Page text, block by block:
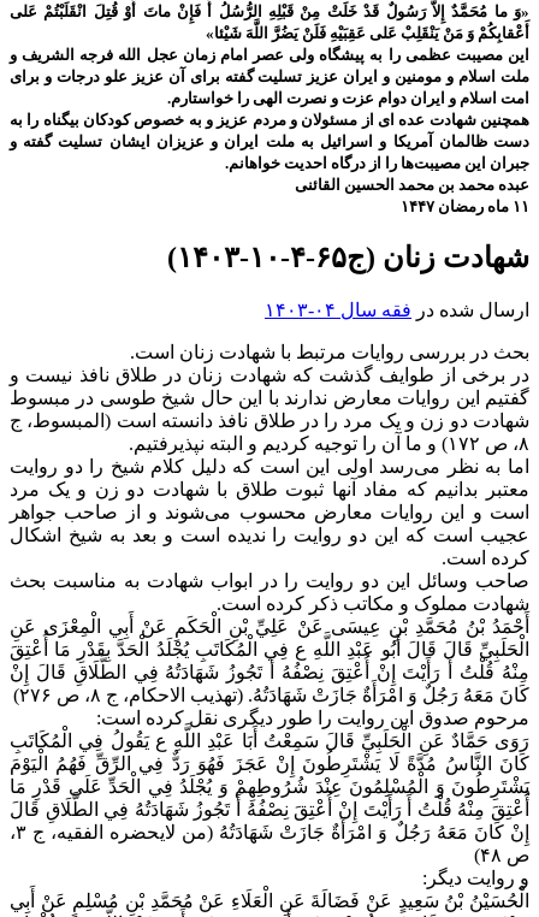
«وَ ما مُحَمَّدٌ إِلاَّ رَسُولٌ قَدْ خَلَتْ مِنْ قَبْلِهِ الرُّسُلُ أَ فَإِنْ ماتَ أَوْ قُتِلَ انْقَلَبْتُمْ عَلى‌
أَعْقابِكُمْ وَ مَنْ يَنْقَلِبْ عَلى‌ عَقِبَيْهِ فَلَنْ يَضُرَّ اللَّهَ شَيْئا»
این مصیبت عظمی را به پیشگاه ولی عصر امام زمان عجل الله فرجه الشریف و
ملت اسلام و مومنین و ایران عزیز تسلیت گفته برای آن عزیز علو درجات و برای
امت اسلام و ایران دوام عزت و نصرت الهی را خواستارم.
همچنین شهادت عده ای از مسئولان و مردم عزیز و به خصوص کودکان بیگناه را به
دست ظالمان آمریکا و اسرائیل به ملت ایران و عزیزان ایشان تسلیت گفته و
جبران این مصیبت‌ها را از درگاه احدیت خواهانم.
عبده محمد بن محمد الحسین القائنی
۱۱ ماه رمضان ۱۴۴۷
شهادت زنان (ج۶۵-۴-۱۰-۱۴۰۳)
ارسال شده در فقه سال ۰۴-۱۴۰۳
بحث در بررسی روایات مرتبط با شهادت زنان است.
در برخی از طوایف گذشت که شهادت زنان در طلاق نافذ نیست و
گفتیم این روایات معارض ندارند با این حال شیخ طوسی در مبسوط
شهادت دو زن و یک مرد را در طلاق نافذ دانسته است (المبسوط، ج
۸، ص ۱۷۲) و ما آن را توجیه کردیم و البته نپذیرفتیم.
اما به نظر می‌رسد اولی این است که دلیل کلام شیخ را دو روایت
معتبر بدانیم که مفاد آنها ثبوت طلاق با شهادت دو زن و یک مرد
است و این روایات معارض محسوب می‌شوند و از صاحب جواهر
عجیب است که این دو روایت را ندیده است و بعد به شیخ اشکال
کرده است.
صاحب وسائل این دو روایت را در ابواب شهادت به مناسبت بحث
شهادت مملوک و مکاتب ذکر کرده است.
أَحْمَدُ بْنُ مُحَمَّدِ بْنِ عِيسَى عَنْ عَلِيِّ بْنِ الْحَكَمِ عَنْ أَبِي الْمِعْزَى عَنِ
الْحَلَبِيِّ قَالَ قَالَ أَبُو عَبْدِ اللَّهِ ع فِي الْمُكَاتَبِ يُجْلَدُ الْحَدَّ بِقَدْرِ مَا أُعْتِقَ
مِنْهُ قُلْتُ أَ رَأَيْتَ إِنْ أُعْتِقَ نِصْفُهُ أَ تَجُوزُ شَهَادَتُهُ فِي الطَّلَاقِ قَالَ إِنْ
كَانَ مَعَهُ رَجُلٌ وَ امْرَأَةٌ جَازَتْ شَهَادَتُهُ. (تهذیب الاحکام، ج ۸، ص ۲۷۶)
مرحوم صدوق این روایت را طور دیگری نقل کرده است:
رَوَى حَمَّادٌ عَنِ الْحَلَبِيِّ قَالَ سَمِعْتُ أَبَا عَبْدِ اللَّهِ ع يَقُولُ فِي الْمُكَاتَبِ
كَانَ النَّاسُ مُدَّةً لَا يَشْتَرِطُونَ إِنْ عَجَزَ فَهُوَ رَدٌّ فِي الرِّقِّ فَهُمُ الْيَوْمَ
يَشْتَرِطُونَ وَ الْمُسْلِمُونَ عِنْدَ شُرُوطِهِمْ وَ يُجْلَدُ فِي الْحَدِّ عَلَى قَدْرِ مَا
أُعْتِقَ مِنْهُ قُلْتُ أَ رَأَيْتَ إِنْ أُعْتِقَ نِصْفُهُ أَ تَجُوزُ شَهَادَتُهُ فِي الطَّلَاقِ قَالَ
إِنْ كَانَ مَعَهُ رَجُلٌ وَ امْرَأَةٌ جَازَتْ شَهَادَتُهُ‌ (من لایحضره الفقیه، ج ۳،
ص ۴۸)
و روایت دیگر:
الْحُسَيْنُ بْنُ سَعِيدٍ عَنْ فَضَالَةَ عَنِ الْعَلَاءِ عَنْ مُحَمَّدِ بْنِ مُسْلِمٍ عَنْ أَبِي